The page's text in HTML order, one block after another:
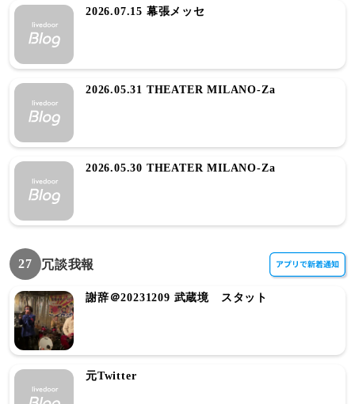
2026.07.15 幕張メッセ
2026.05.31 THEATER MILANO-Za
2026.05.30 THEATER MILANO-Za
27 冗談我報
謝辞＠20231209 武蔵境 スタット
元Twitter